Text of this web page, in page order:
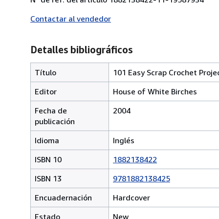
Contactar al vendedor
Detalles bibliográficos
Título
101 Easy Scrap Crochet
Editor
House of White Birches
Fecha de
publicación
2004
Idioma
Inglés
ISBN 10
1882138422
ISBN 13
9781882138425
Encuadernación
Hardcover
Estado
New